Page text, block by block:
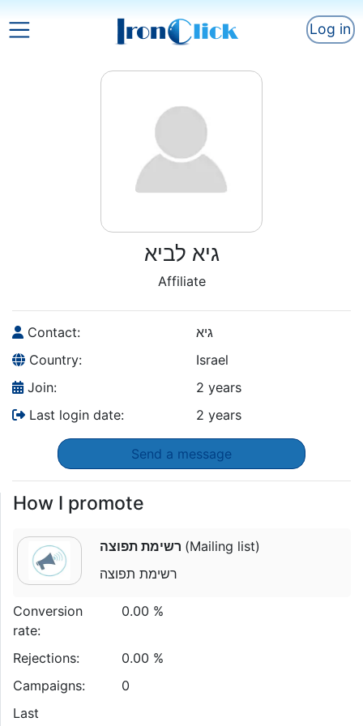
Log in
גיא לביא
Affiliate
Contact:
גיא
Country:
Israel
Join:
2 years
Last login date:
2 years
Send a message
How I promote
(Mailing list)
רשימת תפוצה
Conversion
rate:
0.00 %
Rejections:
0.00 %
Campaigns:
0
Last